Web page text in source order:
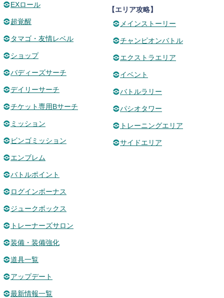
EXロール
超覚醒
タマゴ・友情レベル
ショップ
バディーズサーチ
デイリーサーチ
チケット専用Bサーチ
ミッション
ビンゴミッション
エンブレム
バトルポイント
ログインボーナス
ジュークボックス
トレーナーズサロン
装備・装備強化
道具一覧
アップデート
最新情報一覧
【エリア攻略】
メインストーリー
チャンピオンバトル
エクストラエリア
イベント
バトルラリー
パシオタワー
トレーニングエリア
サイドエリア